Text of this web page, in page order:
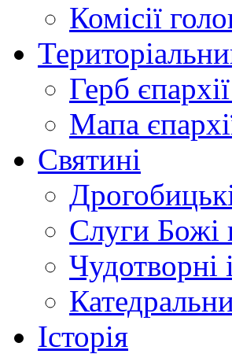
Комісії
Герб єпархії
Мапа
Святині
Слуги Божі
Чудотворні
Історія